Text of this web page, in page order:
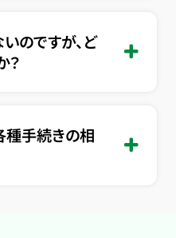
のですが、ど
？
手続きの相